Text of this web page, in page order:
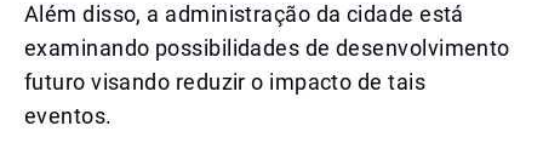
Além disso, a administração da cidade está
examinando possibilidades de desenvolvimento
futuro visando reduzir o impacto de tais
eventos.